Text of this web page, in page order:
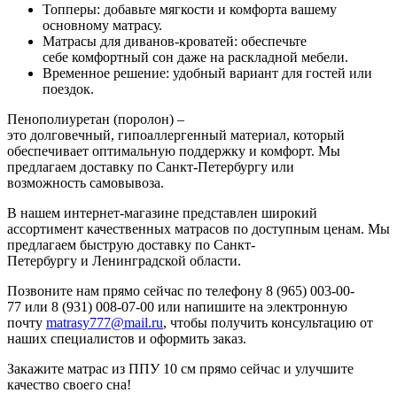
Топперы: добавьте мягкости и комфорта вашему
основному матрасу.
Матрасы для диванов-кроватей: обеспечьте
себе комфортный сон даже на раскладной мебели.
Временное решение: удобный вариант для гостей или
поездок.
Пенополиуретан (поролон) –
это долговечный, гипоаллергенный материал, который
обеспечивает оптимальную поддержку и комфорт. Мы
предлагаем доставку по Санкт-Петербургу или
возможность самовывоза.
В нашем интернет-магазине представлен широкий
ассортимент качественных матрасов по доступным ценам. Мы
предлагаем быструю доставку по Санкт-
Петербургу и Ленинградской области.
Позвоните нам прямо сейчас по телефону 8 (965) 003-00-
77 или 8 (931) 008-07-00 или напишите на электронную
почту matrasy777@mail.ru, чтобы получить консультацию от
наших специалистов и оформить заказ.
Закажите матрас из ППУ 10 см прямо сейчас и улучшите
качество своего сна!